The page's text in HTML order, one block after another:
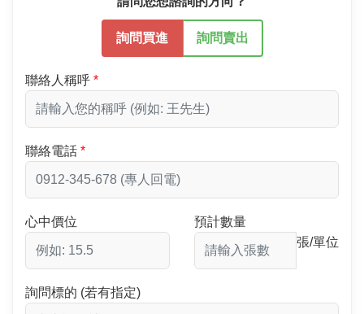
詢問買進 詢問賣出
聯絡人稱呼
聯絡電話
心中價位
預計數量
張/單位
詢問標的 (若有指定)